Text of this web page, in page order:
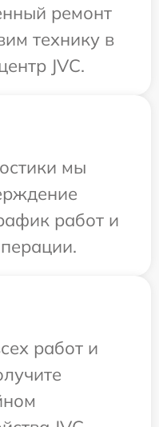
ремонт
технику в
JVC.
мы
работ и
работ и